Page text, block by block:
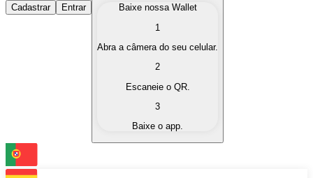
Comprar Criptomoedas
Compre as criptomoedas de seu interesse de forma
Converta suas criptomoedas em moeda fiduciária
Troque uma criptomoeda por outra
Cadastrar Entrar
Baixe nossa Wallet
1
Abra a câmera do seu celular.
2
Escaneie o QR.
3
Baixe o app.